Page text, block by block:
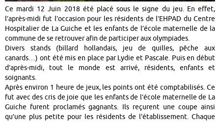
Ce mardi 12 Juin 2018 été placé sous le signe du jeu. En effet,
l’après-midi fut l’occasion pour les résidents de l’EHPAD du Centre
Hospitalier de La Guiche et les enfants de l’école maternelle de la
commune de se retrouver afin de participer aux olympiades.
Divers stands (billard hollandais, jeu de quilles, pêche aux
canards…) ont été mis en place par Lydie et Pascale. Puis en début
d’après-midi, tout le monde est arrivé, résidents, enfants et
soignants.
Après environ 1 heure de jeux, les points ont été comptabilisés. Ce
fut avec des cris de joie que les enfants de l’école maternelle de La
Guiche furent proclamés gagnants. Ils reçurent une coupe ainsi
qu’une plus petite pour les résidents de l’établissement. Chaque